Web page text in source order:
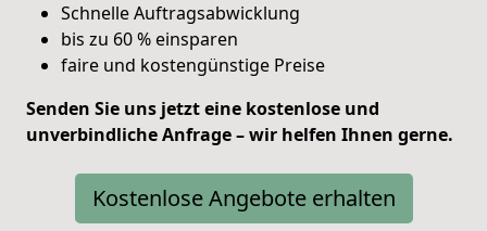
Schnelle Auftragsabwicklung
bis zu 60 % einsparen
faire und kostengünstige Preise
Senden Sie uns jetzt eine kostenlose und
unverbindliche Anfrage – wir helfen Ihnen gerne.
Kostenlose Angebote erhalten